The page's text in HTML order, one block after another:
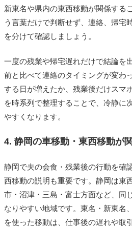
新東名や県内の東西移動が関係する
う言葉だけで判断せず、連絡、帰宅
を分けて確認しましょう。
一度の残業や帰宅遅れだけで結論を
前と比べて連絡のタイミングが変わ
する日が増えたか、残業後だけスマ
を時系列で整理することで、冷静に
やすくなります。
4. 静岡の車移動・東西移動が
静岡で夫の会食・残業後の行動を確
西移動の説明も重要です。静岡は東
市・沼津・三島・富士方面など、同
なりやすい地域です。東名・新東名
を使った移動は、仕事後の遅れや取